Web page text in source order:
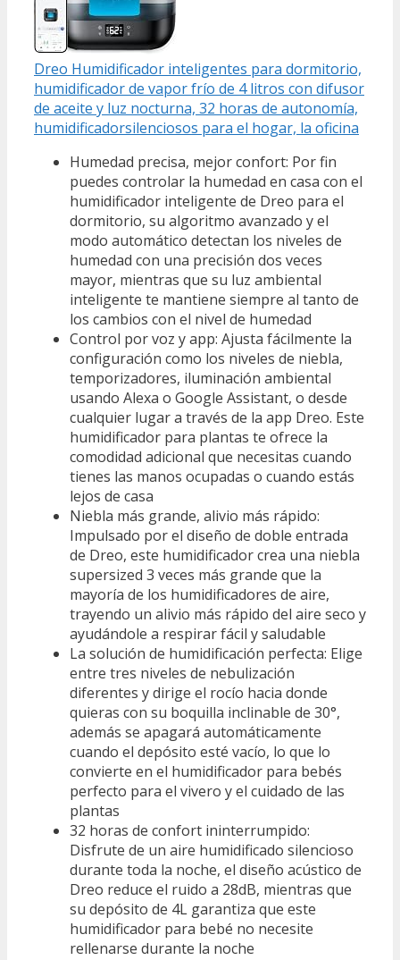
Dreo Humidificador inteligentes para dormitorio,
humidificador de vapor frío de 4 litros con difusor
de aceite y luz nocturna, 32 horas de autonomía,
humidificadorsilenciosos para el hogar, la oficina
Humedad precisa, mejor confort: Por fin
puedes controlar la humedad en casa con el
humidificador inteligente de Dreo para el
dormitorio, su algoritmo avanzado y el
modo automático detectan los niveles de
humedad con una precisión dos veces
mayor, mientras que su luz ambiental
inteligente te mantiene siempre al tanto de
los cambios con el nivel de humedad
Control por voz y app: Ajusta fácilmente la
configuración como los niveles de niebla,
temporizadores, iluminación ambiental
usando Alexa o Google Assistant, o desde
cualquier lugar a través de la app Dreo. Este
humidificador para plantas te ofrece la
comodidad adicional que necesitas cuando
tienes las manos ocupadas o cuando estás
lejos de casa
Niebla más grande, alivio más rápido:
Impulsado por el diseño de doble entrada
de Dreo, este humidificador crea una niebla
supersized 3 veces más grande que la
mayoría de los humidificadores de aire,
trayendo un alivio más rápido del aire seco y
ayudándole a respirar fácil y saludable
La solución de humidificación perfecta: Elige
entre tres niveles de nebulización
diferentes y dirige el rocío hacia donde
quieras con su boquilla inclinable de 30°,
además se apagará automáticamente
cuando el depósito esté vacío, lo que lo
convierte en el humidificador para bebés
perfecto para el vivero y el cuidado de las
plantas
32 horas de confort ininterrumpido:
Disfrute de un aire humidificado silencioso
durante toda la noche, el diseño acústico de
Dreo reduce el ruido a 28dB, mientras que
su depósito de 4L garantiza que este
humidificador para bebé no necesite
rellenarse durante la noche